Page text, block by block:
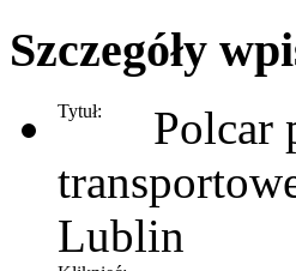
Szczegóły
Tytuł:
Polcar
Lublin